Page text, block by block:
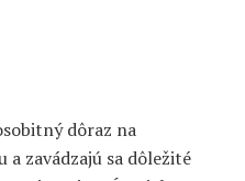
dôraz na
a zavádzajú sa dôležité